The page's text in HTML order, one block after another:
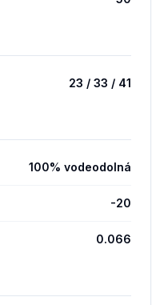
23 / 33 / 41
100% vodeodolná
-20
0.066